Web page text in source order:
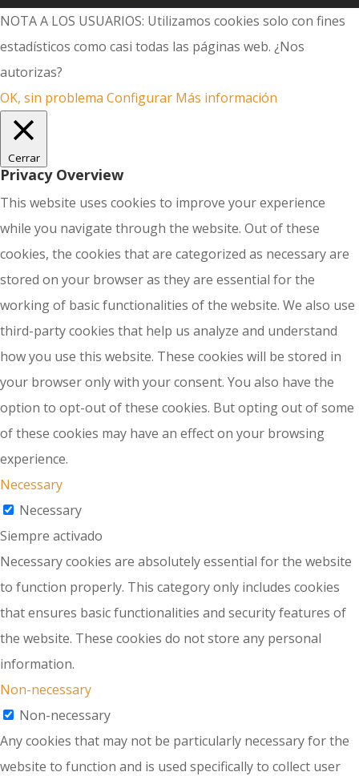
NOTA A LOS USUARIOS: Utilizamos cookies solo con fines
estadísticos como casi todas las páginas web. ¿Nos
autorizas?
OK, sin problema Configurar Más información
Cerrar
Privacy Overview
This website uses cookies to improve your experience
while you navigate through the website. Out of these
cookies, the cookies that are categorized as necessary are
stored on your browser as they are essential for the
working of basic functionalities of the website. We also use
third-party cookies that help us analyze and understand
how you use this website. These cookies will be stored in
your browser only with your consent. You also have the
option to opt-out of these cookies. But opting out of some
of these cookies may have an effect on your browsing
experience.
Necessary
Necessary
Siempre activado
Necessary cookies are absolutely essential for the website
to function properly. This category only includes cookies
that ensures basic functionalities and security features of
the website. These cookies do not store any personal
information.
Non-necessary
Non-necessary
Any cookies that may not be particularly necessary for the
website to function and is used specifically to collect user